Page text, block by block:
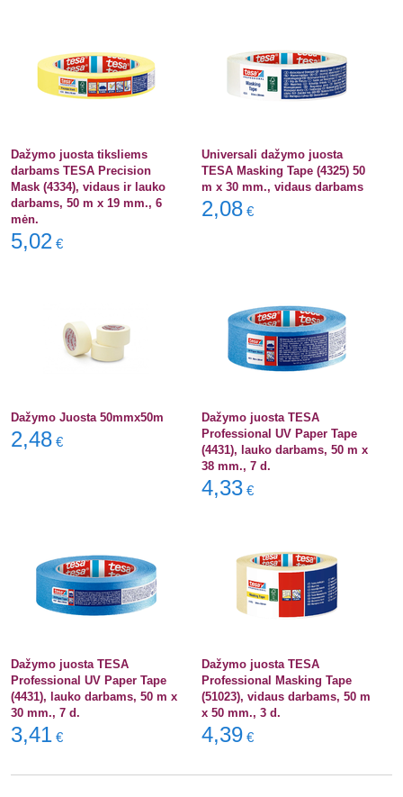
Dažymo juosta tiksliems
darbams TESA Precision
Mask (4334), vidaus ir lauko
darbams, 50 m x 19 mm., 6
mėn.
5,02 €
Universali dažymo juosta
TESA Masking Tape (4325) 50
m x 30 mm., vidaus darbams
2,08 €
Dažymo Juosta 50mmx50m
2,48 €
Dažymo juosta TESA
Professional UV Paper Tape
(4431), lauko darbams, 50 m x
38 mm., 7 d.
4,33 €
Dažymo juosta TESA
Professional UV Paper Tape
(4431), lauko darbams, 50 m x
30 mm., 7 d.
3,41 €
Dažymo juosta TESA
Professional Masking Tape
(51023), vidaus darbams, 50 m
x 50 mm., 3 d.
4,39 €